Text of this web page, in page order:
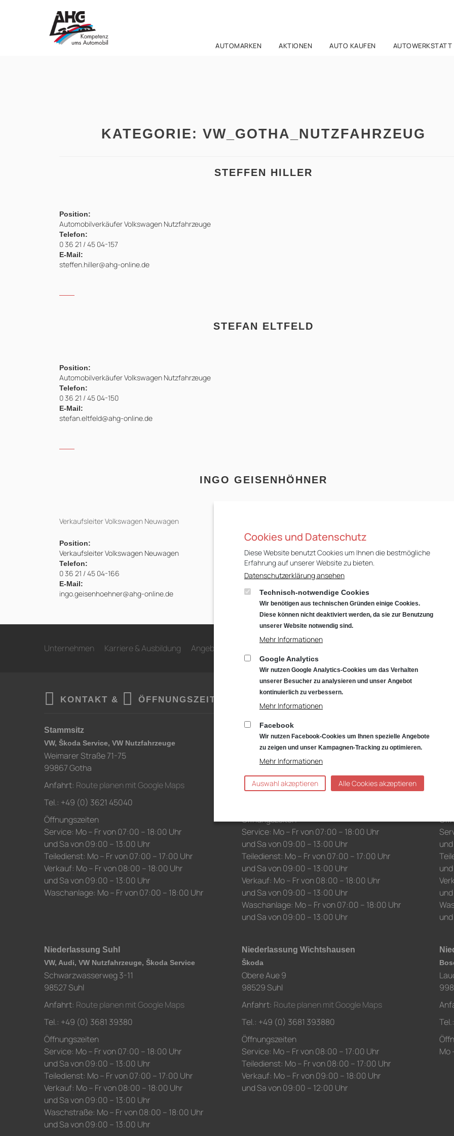
AUTOMARKEN AKTIONEN AUTO KAUFEN AUTOWERKSTATT
KATEGORIE: VW_GOTHA_NUTZFAHRZEUG
STEFFEN HILLER
Position:
Automobilverkäufer Volkswagen Nutzfahrzeuge
Telefon:
0 36 21 / 45 04-157
E-Mail:
steffen.hiller@ahg-online.de
STEFAN ELTFELD
Position:
Automobilverkäufer Volkswagen Nutzfahrzeuge
Telefon:
0 36 21 / 45 04-150
E-Mail:
stefan.eltfeld@ahg-online.de
INGO GEISENHÖHNER
Verkaufsleiter Volkswagen Neuwagen
Position:
Verkaufsleiter Volkswagen Neuwagen
Telefon:
0 36 21 / 45 04-166
E-Mail:
ingo.geisenhoehner@ahg-online.de
Unternehmen Karriere & Ausbildung Angebote
KONTAKT & ÖFFNUNGSZEITEN
Stammsitz
VW, Škoda Service, VW Nutzfahrzeuge
Weimarer Straße 71-75
99867 Gotha
Anfahrt: Route planen mit Google Maps
Tel.: +49 (0) 3621 45040
Öffnungszeiten
Service: Mo – Fr von 07:00 – 18:00 Uhr
und Sa von 09:00 – 13:00 Uhr
Teiledienst: Mo – Fr von 07:00 – 17:00 Uhr
Verkauf: Mo – Fr von 08:00 – 18:00 Uhr
und Sa von 09:00 – 13:00 Uhr
Waschanlage: Mo – Fr von 07:00 – 18:00 Uhr
Niederlassung Gotha
Cyrusstraße 22
99867 Gotha
Anfahrt:Route planen mit Google Maps
Öffnungszeiten
Service: Mo – Fr von 07:00 – 18:00 Uhr
und Sa von 09:00 – 13:00 Uhr
Teiledienst: Mo – Fr von 07:00 – 17:00 Uhr
und Sa von 09:00 – 13:00 Uhr
Verkauf: Mo – Fr von 08:00 – 18:00 Uhr
und Sa von 09:00 – 13:00 Uhr
Waschanlage: Mo – Fr von 07:00 – 18:00 Uhr
und Sa von 09:00 – 13:00 Uhr
Niederlassung Suhl
VW, Audi, VW Nutzfahrzeuge, Škoda Service
Schwarzwasserweg 3-11
98527 Suhl
Anfahrt: Route planen mit Google Maps
Tel.: +49 (0) 3681 39380
Öffnungszeiten
Service: Mo – Fr von 07:00 – 18:00 Uhr
und Sa von 09:00 – 13:00 Uhr
Teiledienst: Mo – Fr von 07:00 – 17:00 Uhr
Verkauf: Mo – Fr von 08:00 – 18:00 Uhr
und Sa von 09:00 – 13:00 Uhr
Waschstraße: Mo – Fr von 08:00 – 18:00 Uhr
und Sa von 09:00 – 13:00 Uhr
Niederlassung Wichtshausen
Škoda
Obere Aue 9
98529 Suhl
Anfahrt: Route planen mit Google Maps
Tel.: +49 (0) 3681 393880
Öffnungszeiten
Service: Mo – Fr von 08:00 – 17:00 Uhr
Teiledienst: Mo – Fr von 08:00 – 17:00 Uhr
Verkauf: Mo – Fr von 09:00 – 18:00 Uhr
und Sa von 09:00 – 12:00 Uhr
Mo
Cookies und Datenschutz
Diese Website benutzt Cookies um Ihnen die bestmögliche
Erfahrung auf unserer Website zu bieten.
Datenschutzerklärung ansehen
Technisch-notwendige Cookies
Wir benötigen aus technischen Gründen einige Cookies.
Diese können nicht deaktiviert werden, da sie zur Benutzung
unserer Website notwendig sind.
Mehr Informationen
Google Analytics
Wir nutzen Google Analytics-Cookies um das Verhalten
unserer Besucher zu analysieren und unser Angebot
kontinuierlich zu verbessern.
Mehr Informationen
Facebook
Wir nutzen Facebook-Cookies um Ihnen spezielle Angebote
zu zeigen und unser Kampagnen-Tracking zu optimieren.
Mehr Informationen
Auswahl akzeptieren Alle Cookies akzeptieren